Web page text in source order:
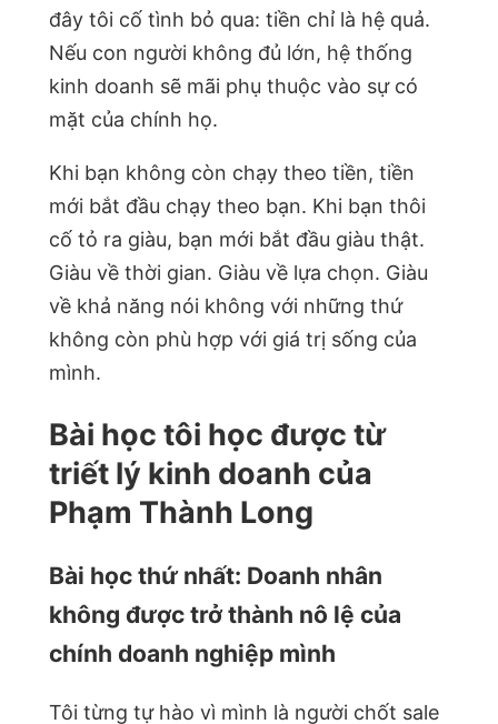
đây tôi cố tình bỏ qua: tiền chỉ là hệ quả.
Nếu con người không đủ lớn, hệ thống
kinh doanh sẽ mãi phụ thuộc vào sự có
mặt của chính họ.
Khi bạn không còn chạy theo tiền, tiền
mới bắt đầu chạy theo bạn. Khi bạn thôi
cố tỏ ra giàu, bạn mới bắt đầu giàu thật.
Giàu về thời gian. Giàu về lựa chọn. Giàu
về khả năng nói không với những thứ
không còn phù hợp với giá trị sống của
mình.
Bài học tôi học được từ
triết lý kinh doanh của
Phạm Thành Long
Bài học thứ nhất: Doanh nhân
không được trở thành nô lệ của
chính doanh nghiệp mình
Tôi từng tự hào vì mình là người chốt sale